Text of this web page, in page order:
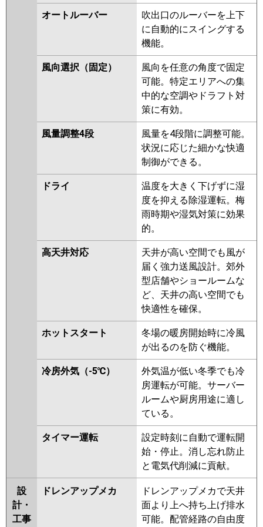
GP280RGH1 RPC-GP280RGH
RPC-AP280GH7 RPC-AP280GH6
RPC-AP280GH5
三菱重工 FDEZ2805H5A
オートルーバー
吹出口のルーバーを上下
に自動的にスイングする
機能。
風向選択（固定）
風向を任意の角度で固定
可能。特定エリアへの集
中的な空調やドラフト対
策に有効。
風量調整4段
風量を4段階に調整可能。
状況に応じた細かな快適
制御ができる。
ドライ
温度を大きく下げずに湿
度を抑える除湿運転。梅
雨時期や湿気対策に効果
的。
高天井対応
天井が高い空間でも風が
届く強力送風設計。郊外
型店舗やショールームな
ど、天井の高い空間でも
快適性を確保。
ホットスタート
冬場の暖房開始時に冷風
が出るのを防ぐ機能。
冷房外気（-5℃）
外気温が低い冬季でも冷
房運転が可能。サーバー
ルームや厨房用途に適し
ている。
タイマー運転
設定時刻に自動で運転開
始・停止。消し忘れ防止
と電気代削減に貢献。
設
計・
工事
ドレンアップメカ
ドレンアップメカで天井
面より上へ持ち上げ排水
可能。配管経路の自由度